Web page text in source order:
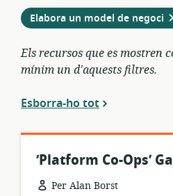
Elimina
Elabora un model de negoci
Els recursos que es mostren
mínim un d'aquests filtres.
Esborra-ho tot
‘Platform Co-Ops’
Per Alan Borst